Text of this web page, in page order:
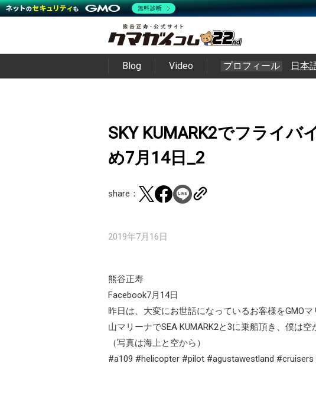
Blog Video プロフィール 日本
SKY KUMARK2でフライバ
め7月14日_2
share：
2019年7月16日
熊谷正寿
Facebook7月14日
昨日は、大変にお世話になっているお客様をGMO
山マリーナでSEA KUMARK2と3に乗船頂き、僕は空
（写真は海上と空から）
#a109 #helicopter #pilot #agustawestland
無料診断